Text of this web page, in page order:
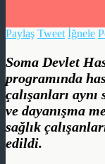
Paylaş Tweet İğnele
Soma Devlet
programında
çalışanları
ve dayanışma
sağlık
edildi.